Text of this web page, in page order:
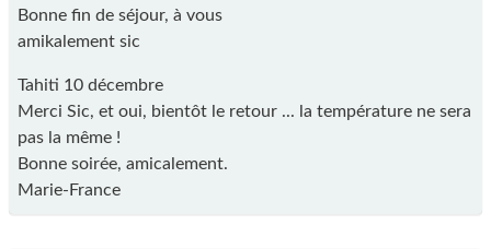
Bonne fin de séjour, à vous
amikalement sic
Tahiti 10 décembre
Merci Sic, et oui, bientôt le retour ... la température ne sera
pas la même !
Bonne soirée, amicalement.
Marie-France